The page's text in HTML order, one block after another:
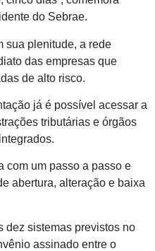
do Sebrae.
sua plenitude, a rede
das empresas que
de alto risco.
já é possível acessar a
tributárias e órgãos
com um passo a passo e
abertura, alteração e baixa
dez sistemas previstos no
assinado entre o